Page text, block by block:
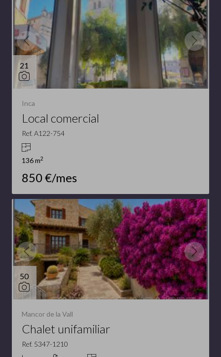
21
Inca
Local comercial
Ref. A122-754
136 m2
850 €/mes
50
Mancor de la Vall
Chalet unifamiliar
Ref. 5347-1210